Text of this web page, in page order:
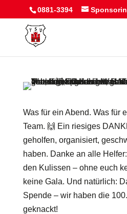
0881-3394
Was für ein Abend. Was für
Team. 🙌 Ein riesiges
geholfen, organisiert,
haben. Danke an alle
den Kulissen – ohne euch
keine Gala. Und natürlich:
Spende – wir haben die
geknackt!